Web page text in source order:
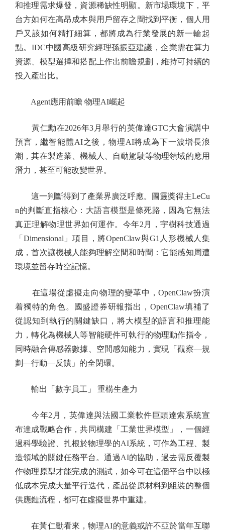
和推理需求爆發，資源稀缺性明顯。新市場環境下，平
台方如何在高昂成本與用戶留存之間找到平衡，個人用
戶又該如何精打細算，都將成為行業發展的新一輪起
點。IDC中國高級研究經理孫振亞建議，企業需在算力
資源、模型選擇和搭配上作出前瞻規劃，維持可持續的
投入產出比。
Agent應用前瞻 物理AI崛起
黃仁勳在2026年3月舉行的英偉達GTC大會演講中
預言，繼智能體AI之後，物理AI將成為下一波增長浪
潮，其在製造業、機械人、自動駕駛等物理領域的應用
潛力，甚至可能改變世界。
這一判斷得到了產業界廣泛呼應。圖靈獎得主LeCu
n的判斷直指核心：大語言模型是條死路，因為它無法
真正理解物理世界如何運作。今年2月，宇樹科技通過
「Dimensional」項目，將OpenClaw與G1人形機械人集
成，首次讓機械人能夠理解空間和時間：它能感知周遭
環境並留存時空記憶。
在這場從虛擬走向物理的變革中，OpenClaw扮演
着獨特的角色。國盛證券研報指出，OpenClaw填補了
從認知到執行的關鍵缺口，將大模型的語言和推理能
力，轉化為機械人等智能硬件可執行的物理動作指令，
同時融合傳感器數據、空間感知能力，實現「觀察—規
劃—行動—反饋」的全閉環。
輸出「數字員工」 重構生產力
今年2月，英偉達與法國工業軟件巨頭達索系統宣
布達成戰略合作，共同構建「工業世界模型」，一個經
過科學驗證、扎根於物理學的AI系統，可作為工程、製
造領域的關鍵任務平台。通過AI的協助，過去需反覆製
作物理原型才能完成的測試，如今可在這個平台中以極
低成本完成大量平行迭代，產品從原材料到組裝的整個
供應鏈流程，都可在虛擬世界中重建。
在黃仁勳看來，物理AI的意義或許不亞於當年互聯